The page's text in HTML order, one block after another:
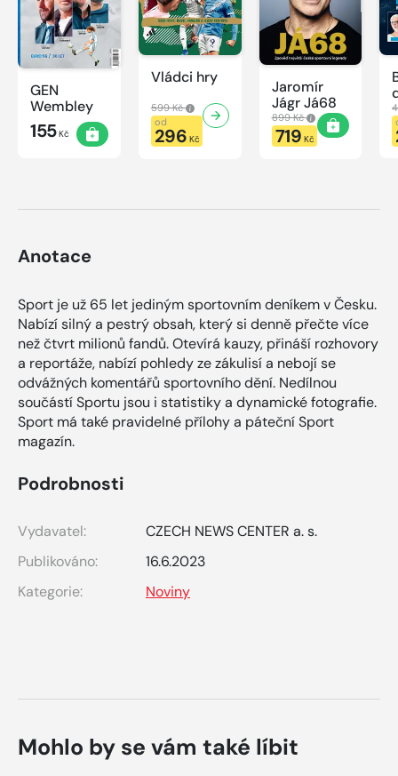
GEN
Wembley
155Kč
Vládci hry
599 Kč
od
296 Kč
Jaromír
Jágr Já68
899 Kč
719 Kč
Anotace
Sport je už 65 let jediným sportovním deníkem v Česku.
Nabízí silný a pestrý obsah, který si denně přečte více
než čtvrt milionů fandů. Otevírá kauzy, přináší rozhovory
a reportáže, nabízí pohledy ze zákulisí a nebojí se
odvážných komentářů sportovního dění. Nedílnou
součástí Sportu jsou i statistiky a dynamické fotografie.
Sport má také pravidelné přílohy a páteční Sport
magazín.
Podrobnosti
Vydavatel:
CZECH NEWS CENTER a. s.
Publikováno:
16.6.2023
Kategorie:
Noviny
Mohlo by se vám také líbit